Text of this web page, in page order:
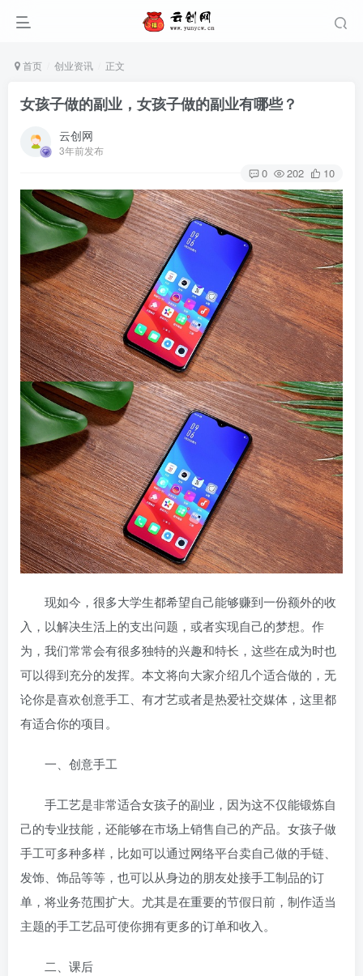
首页 创业资讯 正文
女孩子做的副业，女孩子做的副业有哪些？
云创网
3年前发布
0 202 10
现如今，很多大学生都希望自己能够赚到一份额外的收
入，以解决生活上的支出问题，或者实现自己的梦想。作
为，我们常常会有很多独特的兴趣和特长，这些在成为时也
可以得到充分的发挥。本文将向大家介绍几个适合做的 ，无
论你是喜欢创意手工、有才艺或者是热爱社交媒体，这里都
有适合你的项目。
一、创意手工
手工艺是非常适合女孩子的副业，因为这不仅能锻炼自
己的专业技能，还能够在市场上销售自己的产品。女孩子做
手工可多种多样，比如可以通过网络平台卖自己做的手链、
发饰、饰品等等，也可以从身边的朋友处接手工制品的订
单，将业务范围扩大。尤其是在重要的节假日前，制作适当
主题的手工艺品可使你拥有更多的订单和收入。
二、课后